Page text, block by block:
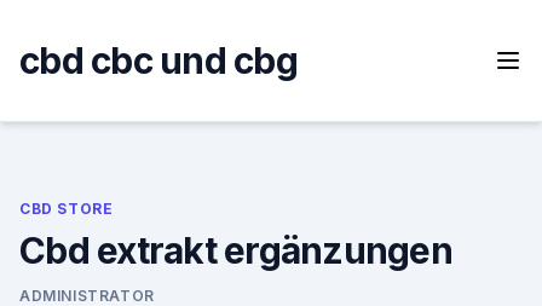
content
cbd cbc und cbg
CBD STORE
Cbd extrakt ergänzungen
ADMINISTRATOR